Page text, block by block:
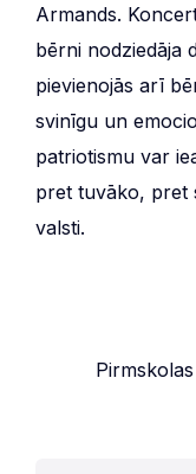
Armands.
bērni nodziedāja
pievienojās arī
svinīgu un
patriotismu var
pret tuvāko, pret
valsti.